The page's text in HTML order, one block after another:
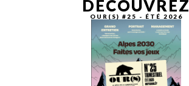
DÉCOUVREZ
OUR(S) #25 - ÉTÉ 2026